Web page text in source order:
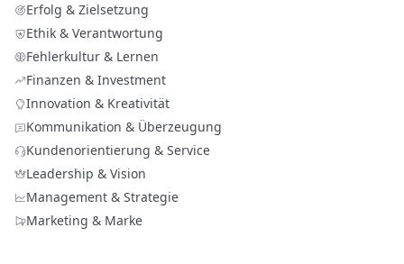
Erfolg & Zielsetzung
Ethik & Verantwortung
Fehlerkultur & Lernen
Finanzen & Investment
Innovation & Kreativität
Kommunikation & Überzeugung
Kundenorientierung & Service
Leadership & Vision
Management & Strategie
Marketing & Marke